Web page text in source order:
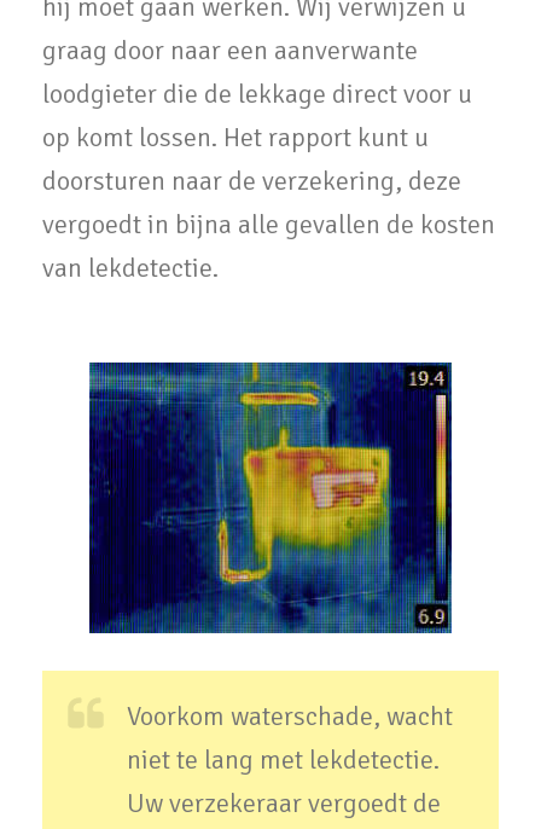
hij moet gaan werken. Wij verwijzen u
graag door naar een aanverwante
loodgieter die de lekkage direct voor u
op komt lossen. Het rapport kunt u
doorsturen naar de verzekering, deze
vergoedt in bijna alle gevallen de kosten
van lekdetectie.
Voorkom waterschade, wacht
niet te lang met lekdetectie.
Uw verzekeraar vergoedt de